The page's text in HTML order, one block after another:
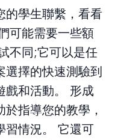
的學生聯繫，看看
可能需要一些額
不同;它可以是任
選擇的快速測驗到
戲和活動。 形成
指導您的教學，
習情況。 它還可